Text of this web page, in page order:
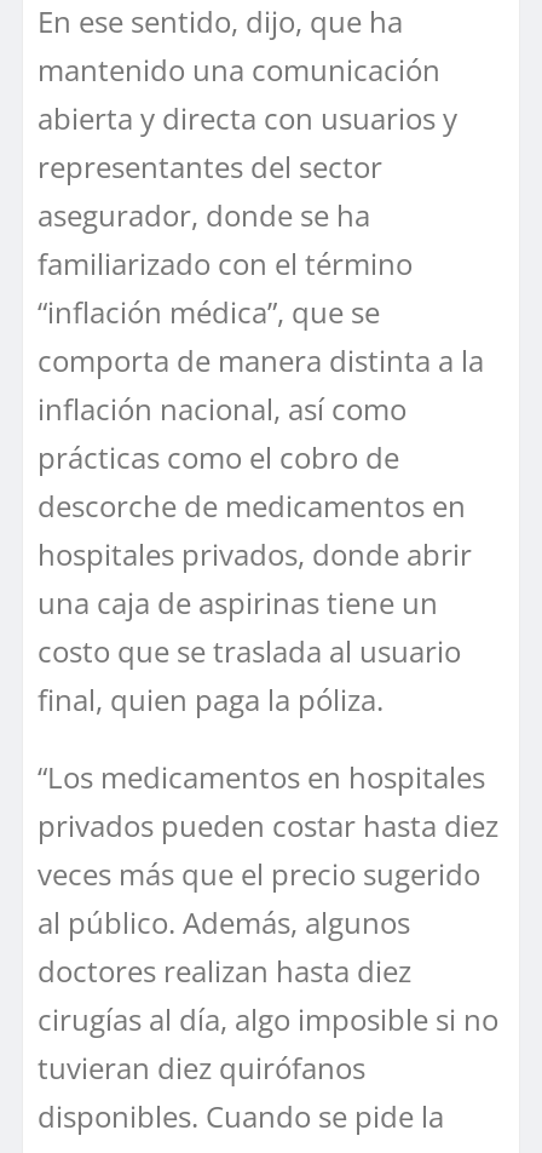
En ese sentido, dijo, que ha
mantenido una comunicación
abierta y directa con usuarios y
representantes del sector
asegurador, donde se ha
familiarizado con el término
“inflación médica”, que se
comporta de manera distinta a la
inflación nacional, así como
prácticas como el cobro de
descorche de medicamentos en
hospitales privados, donde abrir
una caja de aspirinas tiene un
costo que se traslada al usuario
final, quien paga la póliza.
“Los medicamentos en hospitales
privados pueden costar hasta diez
veces más que el precio sugerido
al público. Además, algunos
doctores realizan hasta diez
cirugías al día, algo imposible si no
tuvieran diez quirófanos
disponibles. Cuando se pide la